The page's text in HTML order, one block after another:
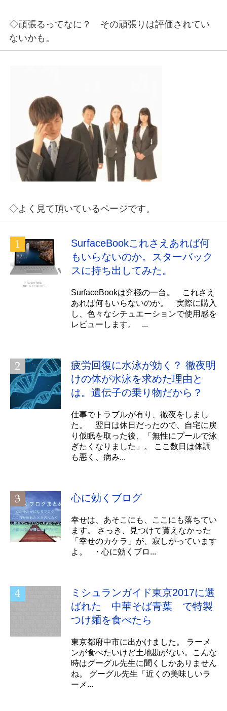
◇頑張るってなに？ その頑張りは評価されてい
ないかも。
◇よく見て頂いているページです。
SurfaceBookこれさえあれば何
もいらないのか。スターバック
スに持ち出してみた。
SurfaceBookは究極の一台。 これさえ
あれば何もいらないのか。 実際に購入
し、色々なシチュエーションで使用感を
レビューします。 ...
疲労回復に水泳が効く？ 徹夜明
けの体が水泳を求めた理由と
は。遺伝子の乗り物だから？
仕事でトラブルが有り、徹夜をしまし
た。 翌日は休日だったので、自宅に戻
り仮眠を取った後、「無性にプールで泳
ぎたくなりました」。 ここ数日は体調
も悪く、病み...
心に効くブログ
幸せは、あそこにも、ここにも落ちてい
ます。 さっき、見つけて貰えなかった
「幸せのカケラ」が、寂しがっています
よ。 ・心に効くブロ...
ミシュランガイド東京2017に選
ばれた 中華そば青葉 で特製
つけ麺を食べたら
東京都府中市に出かけました。 ラーメ
ンが食べたいけど土地勘がない。こんな
時はグーグル先生に聞くしかありません
ね。 グーグル先生「近くの美味しいラ
ーメ...